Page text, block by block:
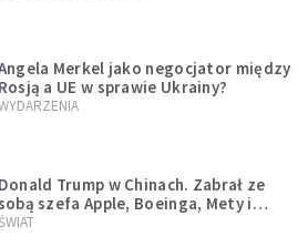
Merkel jako negocjator między
Rosją a UE w sprawie Ukrainy?
Donald Trump w Chinach. Zabrał ze
szefa Apple, Boeinga, Mety i
Muska
ŚWIAT